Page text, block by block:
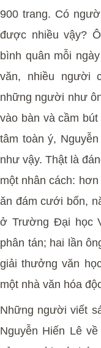
900 trang. Có
được nhiều vậy?
bình quân mỗi
văn, nhiều người
những người như
vào bàn và cầm
tâm toàn ý,
như vậy. Thật là
một nhân cách:
ăn đám cưới bốn,
ở Trường Đại học
phân tán; hai lần
giải thưởng văn
một nhà văn hóa
Những người viết
Nguyễn Hiến Lê